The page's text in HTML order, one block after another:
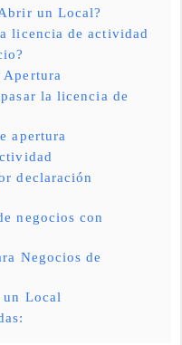
un Local?
licencia de actividad
Apertura
la licencia de
apertura
declaración
negocios con
Negocios de
Local